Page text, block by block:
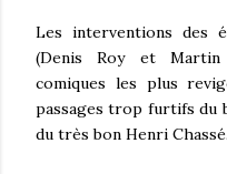
Les interventions des
(Denis Roy et
comiques les plus
passages trop furtifs du
du très bon Henri Chassé.